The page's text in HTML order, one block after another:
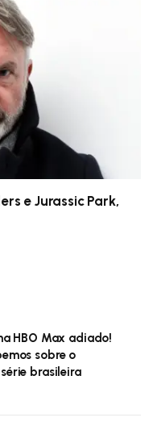
e Jurassic Park,
HBO Max adiado!
sobre o
brasileira